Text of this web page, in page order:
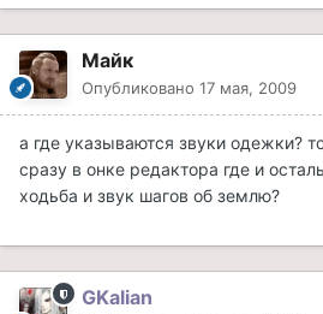
Майк
Опубликовано 17 мая, 2009
а где указываются звуки одежки?
сразу в онке редактора где и
ходьба и звук шагов об землю?
GKalian